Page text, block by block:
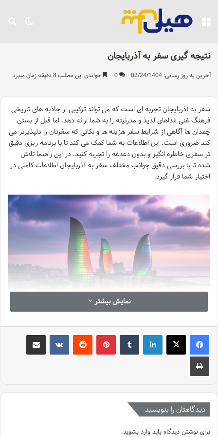
تغییر منو
نتیجه گیری سفر به آذربایجان
آخرین به روز رسانی: 02/24/1404 0 خواندن این مطلب 8 دقیقه زمان میبرد
سفر به آذربایجان تجربه ای است که می تواند ترکیبی از جاذبه های تاریخی
فرهنگ غنی غذاهای لذیذ و مدرنیته را به شما ارائه دهد. اما قبل از بستن
چمدان ها آگاهی از شرایط سفر هزینه ها و نکاتی که سفرتان را دلپذیرتر می
کند ضروری است. این اطلاعات به شما کمک می کند تا با برنامه ریزی دقیق
تر سفری خاطره انگیز و بدون دغدغه را تجربه کنید. در این راهنما تلاش
شده تا با بررسی دقیق جوانب مختلف سفر به آذربایجان اطلاعات کاملی در
اختیار شما قرار گیرد.
نمایش بیشتر
لینکدین ‫تامبلر ‫پین‌ترست‫رددیت ‫VKontakteاشتراک گذاری از طریق ایمیل
چاپ
دیدگاهتان را بنویسید
برای نوشتن دیدگاه باید وارد بشوید.